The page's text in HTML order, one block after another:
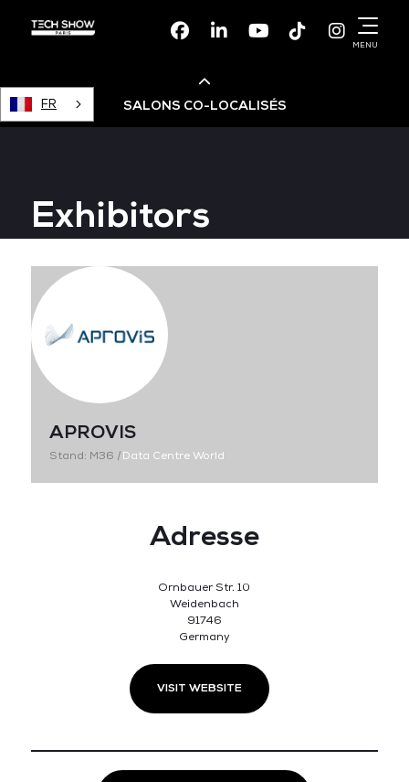
FacebookLinkedinYoutubeTikTok
MENU
FR SALONS CO-LOCALISÉS
Devops Live
Cloud & Cyber Security
Data & AI Leaders Summit
Data Centre World
Exhibitors
APROVIS
Stand: M36 |Data Centre World
Adresse
Ornbauer Str. 10
Weidenbach
91746
Germany
VISIT WEBSITE